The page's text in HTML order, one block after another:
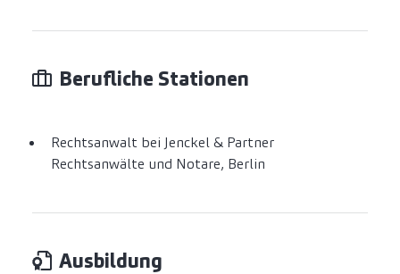
Berufliche Stationen
Rechtsanwalt bei Jenckel & Partner
Rechtsanwälte und Notare, Berlin
Ausbildung